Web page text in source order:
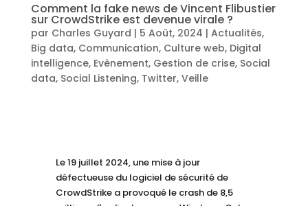
Comment la fake news de Vincent Flibustier
sur CrowdStrike est devenue virale ?
par Charles Guyard | 5 Août, 2024 | Actualités,
Big data, Communication, Culture web, Digital
intelligence, Evènement, Gestion de crise, Social
data, Social Listening, Twitter, Veille
Le 19 juillet 2024, une mise à jour
défectueuse du logiciel de sécurité de
CrowdStrike a provoqué le crash de 8,5